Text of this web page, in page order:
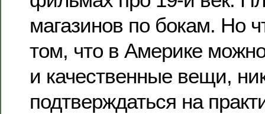
магазинов по бокам. Но
том, что в Америке
и качественные вещи,
подтверждаться на